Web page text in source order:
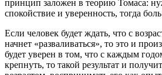
принцип заложен в теорию Томаса:
спокойствие и уверенность, тогда
Если человек будет ждать, что с
начнет «разваливаться», то это и
будет уверен в том, что с каждым
крепнуть, то такой результат и